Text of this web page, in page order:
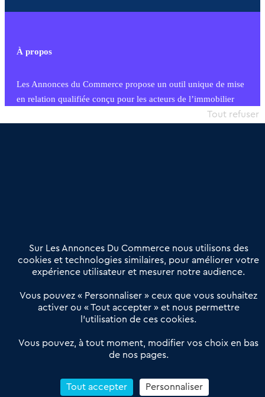
À propos
Les Annonces du Commerce propose un outil unique de mise
en relation qualifiée conçu pour les acteurs de l’immobilier
commercial et les collectivités territoriales, simple et intégrant
Offres Pro
Actualités
Qui sommes nous ?
Derniers articles
Réseau 3C : un partenaire national dédié aux transactions
Petitscommerces : Un partenariat au service du commerce de
proximité et des territoires
Reprendre un Restaurant Rapide
Sur Les Annonces Du Commerce nous utilisons des
cookies et technologies similaires, pour améliorer votre
expérience utilisateur et mesurer notre audience.
Vous pouvez « Personnaliser » ceux que vous souhaitez
activer ou « Tout accepter » et nous permettre
l’utilisation de ces cookies.
Vous pouvez, à tout moment, modifier vos choix en bas
de nos pages.
Tout accepter
Tout refuser
Personnaliser